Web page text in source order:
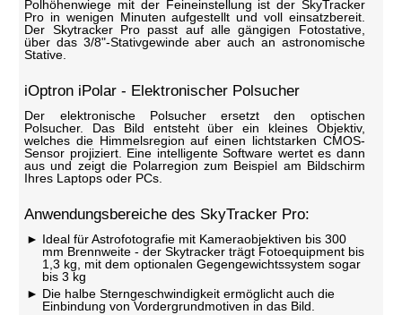
Polhöhenwiege mit der Feineinstellung ist der SkyTracker
Pro in wenigen Minuten aufgestellt und voll einsatzbereit.
Der Skytracker Pro passt auf alle gängigen Fotostative,
über das 3/8"-Stativgewinde aber auch an astronomische
Stative.
iOptron iPolar - Elektronischer Polsucher
Der elektronische Polsucher ersetzt den optischen
Polsucher. Das Bild entsteht über ein kleines Objektiv,
welches die Himmelsregion auf einen lichtstarken CMOS-
Sensor projiziert. Eine intelligente Software wertet es dann
aus und zeigt die Polarregion zum Beispiel am Bildschirm
Ihres Laptops oder PCs.
Anwendungsbereiche des SkyTracker Pro:
Ideal für Astrofotografie mit Kameraobjektiven bis 300
mm Brennweite - der Skytracker trägt Fotoequipment bis
1,3 kg, mit dem optionalen Gegengewichtssystem sogar
bis 3 kg
Die halbe Sterngeschwindigkeit ermöglicht auch die
Einbindung von Vordergrundmotiven in das Bild.